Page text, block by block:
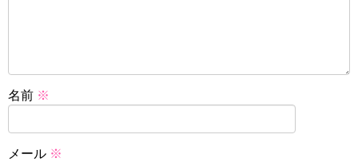
名前 ※
メール ※